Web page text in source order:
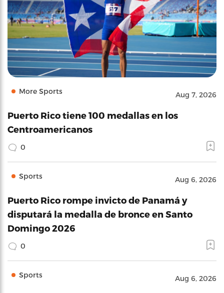
More Sports Aug 7, 2026
Puerto Rico tiene 100 medallas en los
Centroamericanos
0
Sports Aug 6, 2026
Puerto Rico rompe invicto de Panamá y
disputará la medalla de bronce en Santo
Domingo 2026
0
Sports Aug 6, 2026